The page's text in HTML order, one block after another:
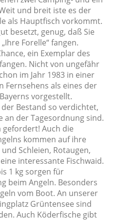
und breit iste es der
als Hauptfisch vorkommt.
besetzt, genug, daß Sie
Forelle“ fangen.
ein Exemplar des
Nicht von ungefähr
im Jahr 1983 in einer
Fernsehens als eines der
vorgestellt.
Bestand so verdichtet,
an der Tagesordnung sind.
gefordert! Auch die
kommen auf ihre
Schleien, Rotaugen,
interessante Fischwaid.
1 kg sorgen für
beim Angeln. Besonders
vom Boot. An unserer
Grüntensee sind
Auch Köderfische gibt